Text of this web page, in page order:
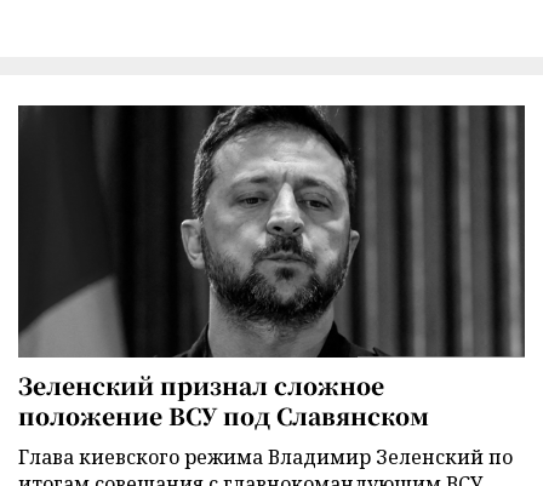
Зеленский признал сложное
положение ВСУ под Славянском
Глава киевского режима Владимир Зеленский по